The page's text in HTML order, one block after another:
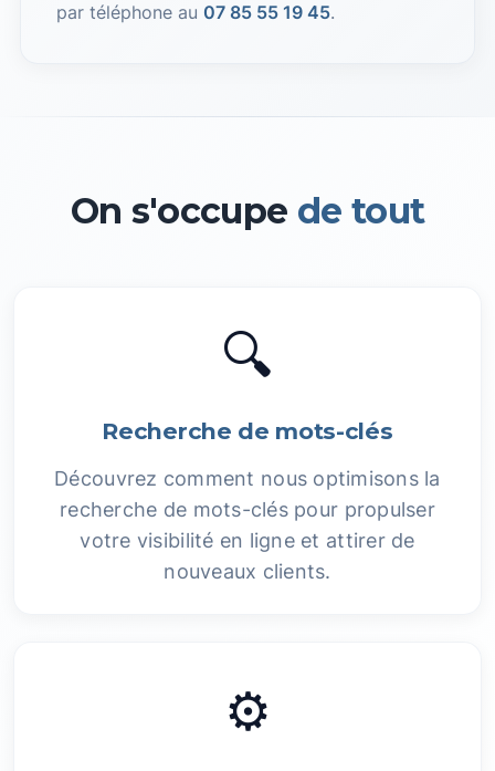
par téléphone au 07 85 55 19 45.
On s'occupe de tout
🔍
Recherche de mots-clés
Découvrez comment nous optimisons la
recherche de mots-clés pour propulser
votre visibilité en ligne et attirer de
nouveaux clients.
⚙️